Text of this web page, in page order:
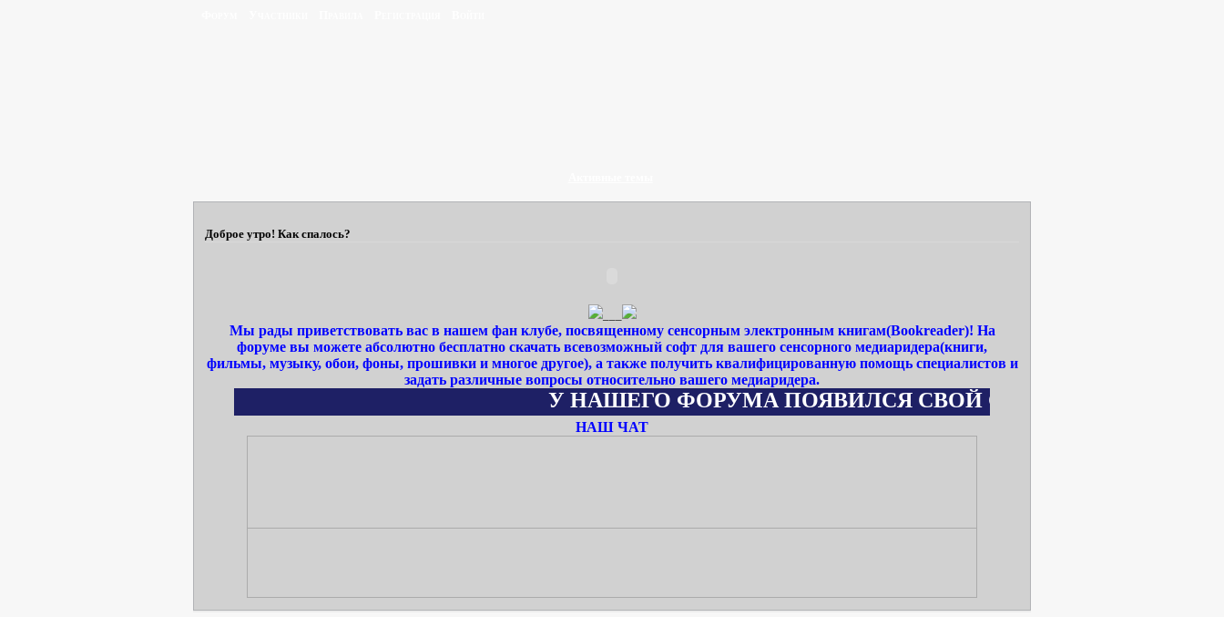
Доброе утро! Как спалось?
___
Мы рады приветствовать вас в нашем фан клубе, посвященному сенсорным электронным книгам(Bookreader)! На
форуме вы можете абсолютно бесплатно скачать всевозможный софт для вашего сенсорного медиаридера(книги,
фильмы, музыку, обои, фоны, прошивки и многое другое), а также получить квалифицированную помощь специалистов и
задать различные вопросы относительно вашего медиаридера.
У НАШЕГО ФОРУМА ПОЯВИЛСЯ СВОЙ САЙТ WWW.MEDIA-
НАШ ЧАТ